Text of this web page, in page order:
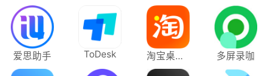
覆盖入离调转，自动化、实时更新身份
身份安全
爱思助手 ToDesk 淘宝桌面版 多屏录咖